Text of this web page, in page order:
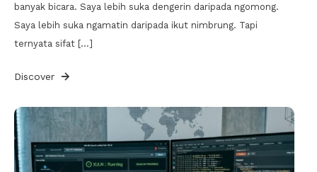
banyak bicara. Saya lebih suka dengerin daripada ngomong.
Saya lebih suka ngamatin daripada ikut nimbrung. Tapi
ternyata sifat […]
Discover